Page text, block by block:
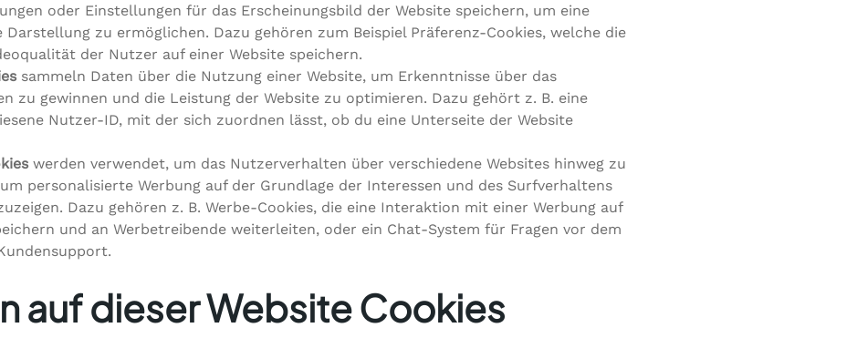
oder Einstellungen für das Erscheinungsbild der Website speichern, um eine
Darstellung zu ermöglichen. Dazu gehören zum Beispiel Präferenz-Cookies, welche die
der Nutzer auf einer Website speichern.
sammeln Daten über die Nutzung einer Website, um Erkenntnisse über das
zu gewinnen und die Leistung der Website zu optimieren. Dazu gehört z. B. eine
Nutzer-ID, mit der sich zuordnen lässt, ob du eine Unterseite der Website
werden verwendet, um das Nutzerverhalten über verschiedene Websites hinweg zu
personalisierte Werbung auf der Grundlage der Interessen und des Surfverhaltens
Dazu gehören z. B. Werbe-Cookies, die eine Interaktion mit einer Werbung auf
und an Werbetreibende weiterleiten, oder ein Chat-System für Fragen vor dem
auf dieser Website Cookies